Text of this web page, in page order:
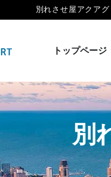
別れさせ屋アクア
トップページ
別